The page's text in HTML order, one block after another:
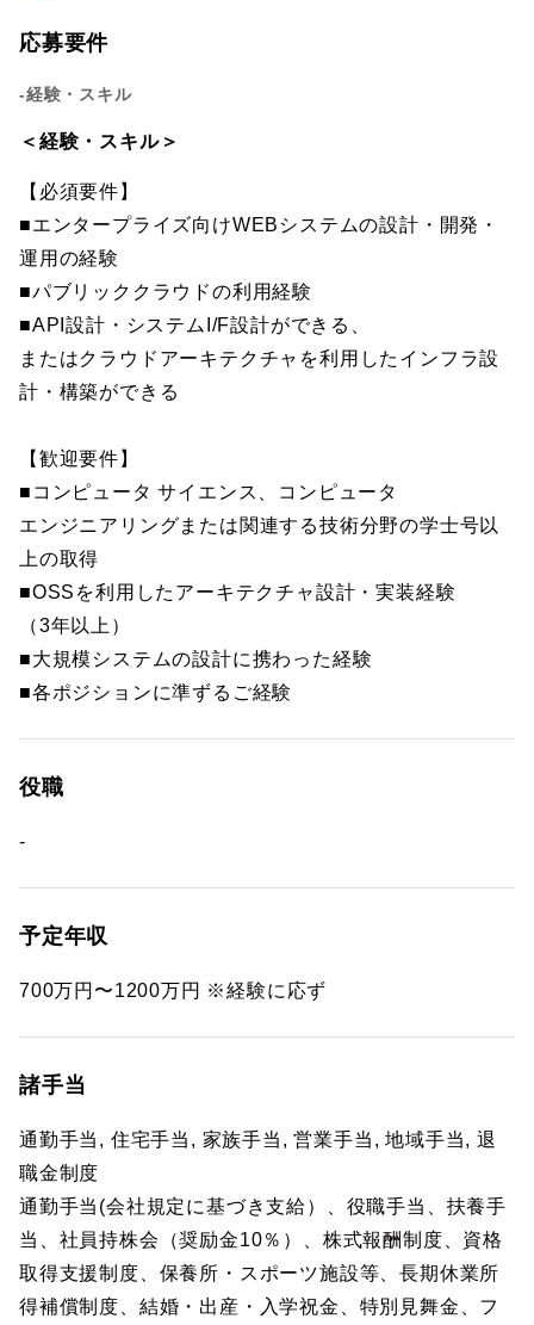
応募要件
-経験・スキル
＜経験・スキル＞
【必須要件】
■エンタープライズ向けWEBシステムの設計・開発・
運用の経験
■パブリッククラウドの利用経験
■API設計・システムI/F設計ができる、
またはクラウドアーキテクチャを利用したインフラ設
計・構築ができる
【歓迎要件】
■コンピュータ サイエンス、コンピュータ
エンジニアリングまたは関連する技術分野の学士号以
上の取得
■OSSを利用したアーキテクチャ設計・実装経験
（3年以上）
■大規模システムの設計に携わった経験
■各ポジションに準ずるご経験
役職
-
予定年収
700万円〜1200万円 ※経験に応ず
諸手当
通勤手当, 住宅手当, 家族手当, 営業手当, 地域手当, 退
職金制度
通勤手当(会社規定に基づき支給）、役職手当、扶養手
当、社員持株会（奨励金10％）、株式報酬制度、資格
取得支援制度、保養所・スポーツ施設等、長期休業所
得補償制度、結婚・出産・入学祝金、特別見舞金、フ